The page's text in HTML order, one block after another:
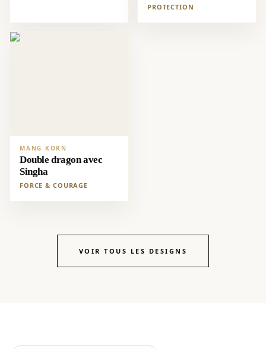
PROTECTION
MANG KORN
Double dragon avec
Singha
FORCE & COURAGE
VOIR TOUS LES DESIGNS